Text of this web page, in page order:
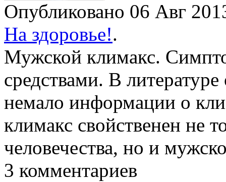
Опубликовано 06 Авг
На здоровье!.
Мужской климакс.
средствами. В
немало информации о
климакс свойственен не
человечества, но и
3 комментариев